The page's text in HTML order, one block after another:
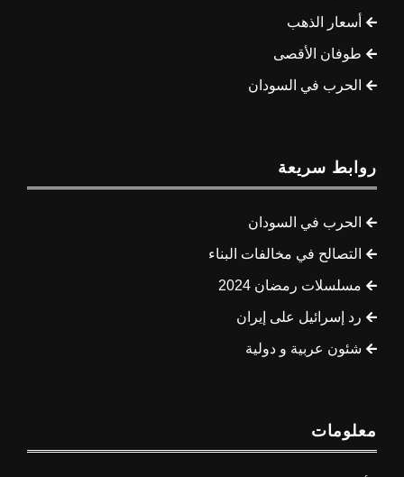
أسعار الذهب
طوفان الأقصى
الحرب في السودان
روابط سريعة
الحرب في السودان
التصالح في مخالفات البناء
مسلسلات رمضان 2024
رد إسرائيل على إيران
شئون عربية و دولية
معلومات